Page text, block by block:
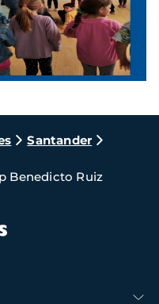
Santander
Benedicto Ruiz